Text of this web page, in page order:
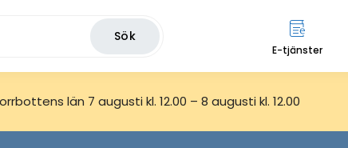
Sök
E-tjänster
län 7 augusti kl. 12.00 – 8 augusti kl. 12.00